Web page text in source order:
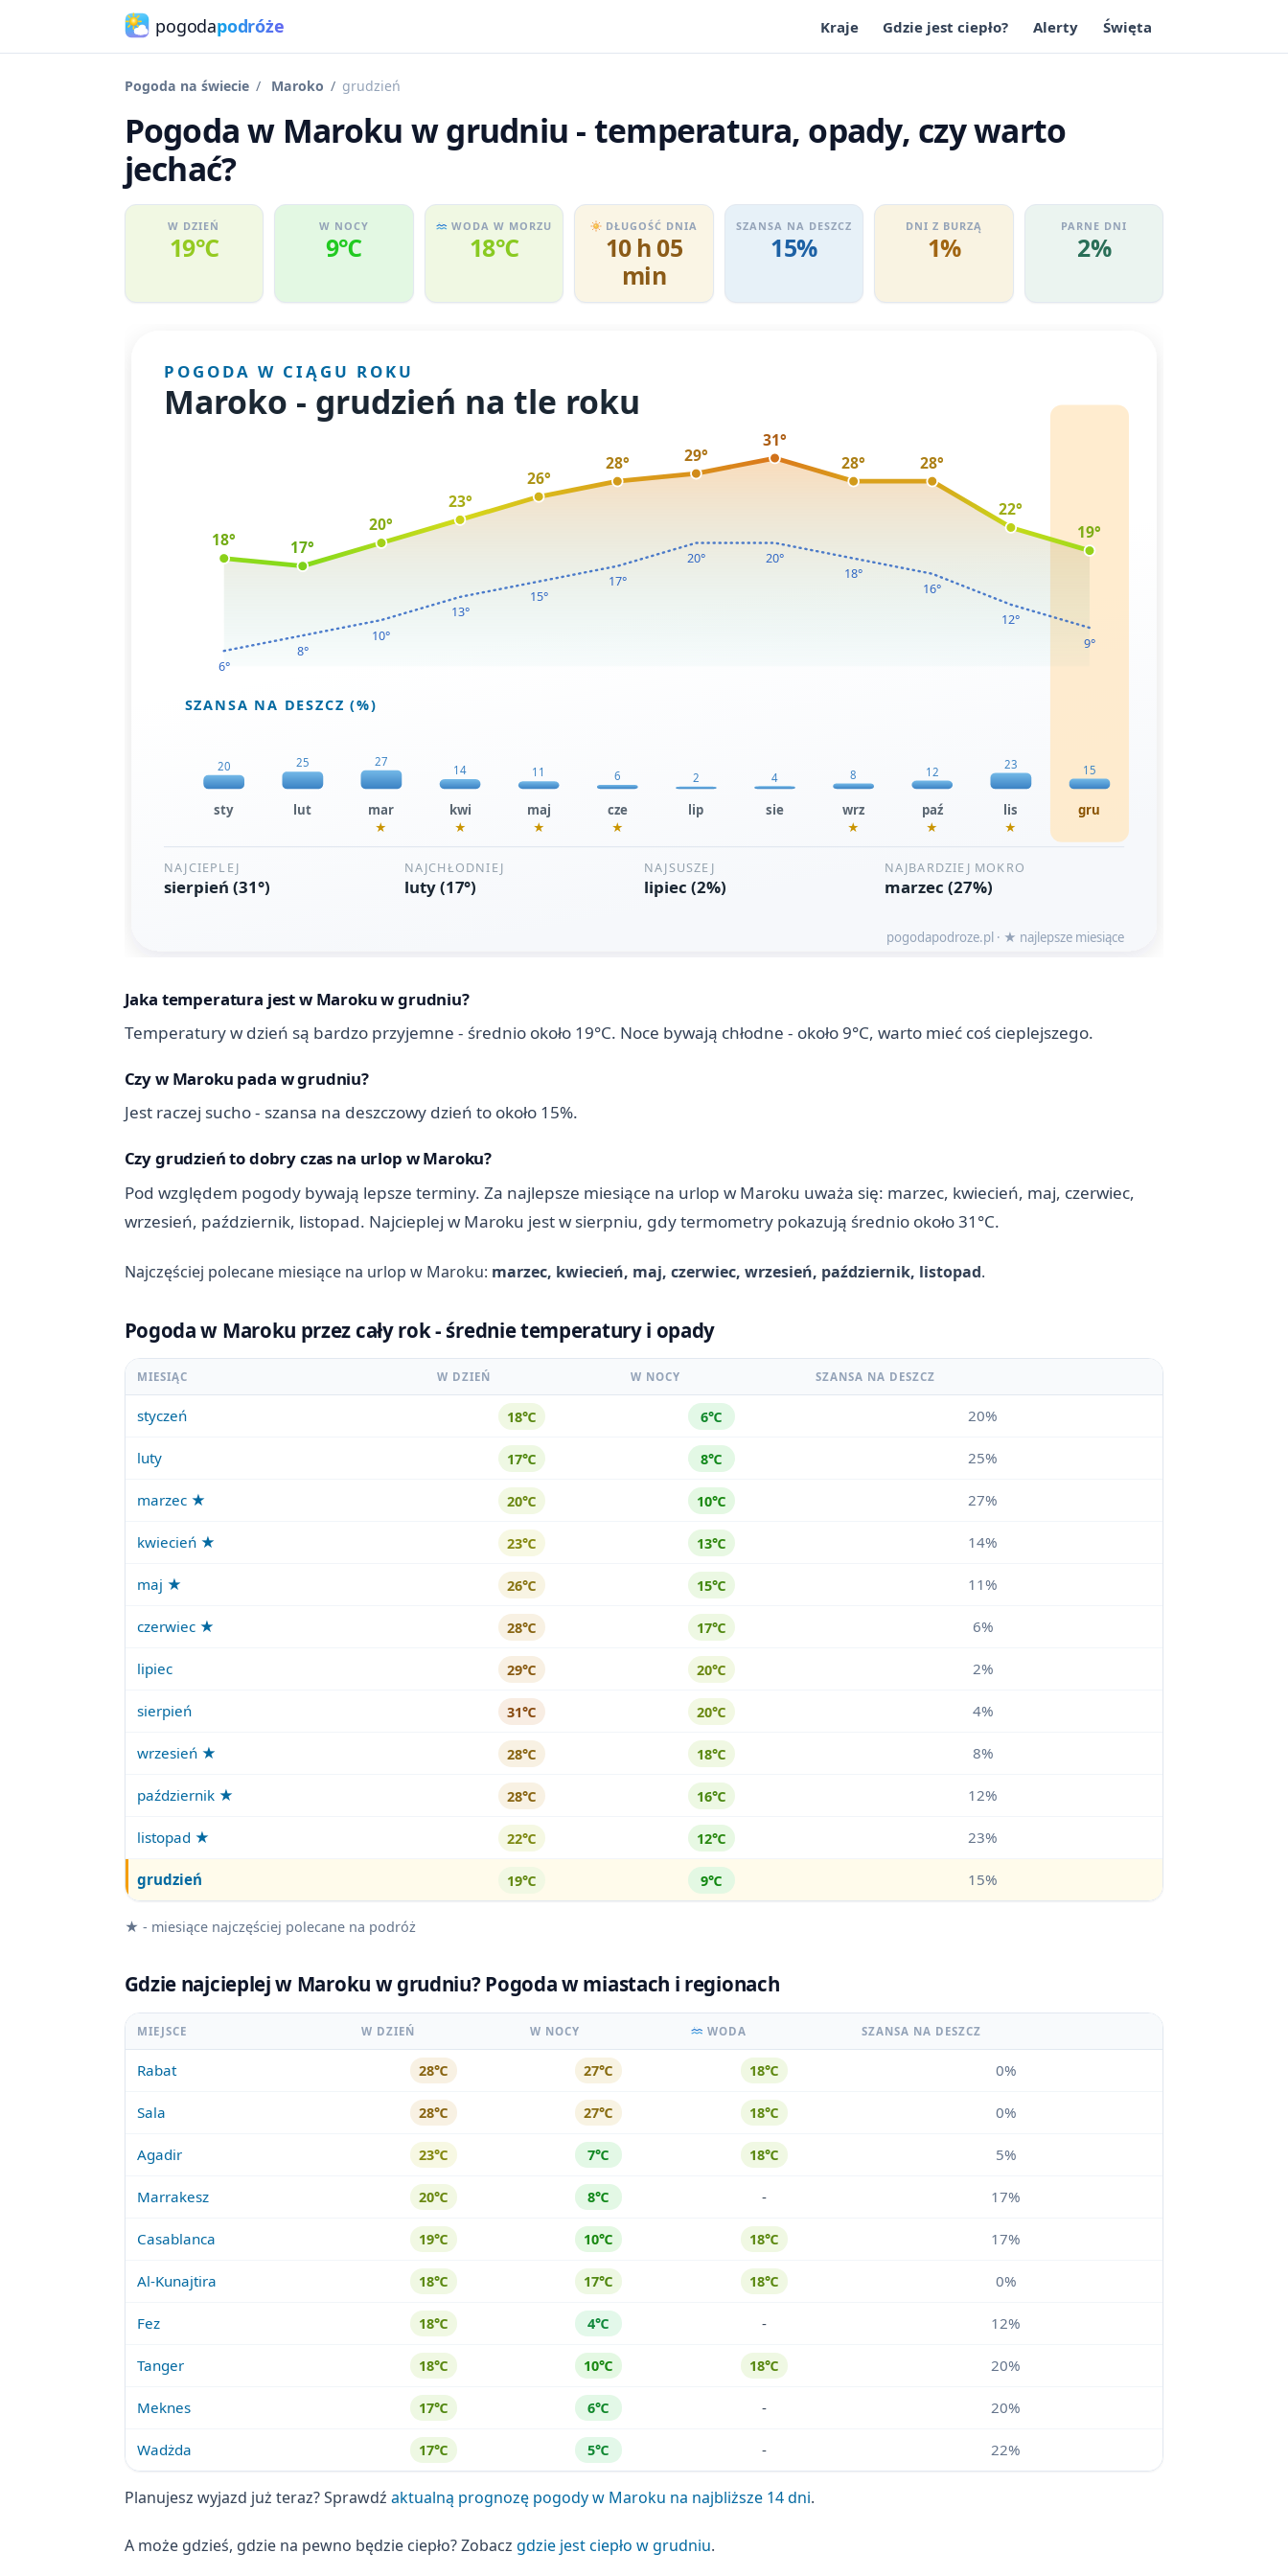
pogodapodróże Kraje Gdzie jest ciepło? Alerty Święta
Pogoda na świecie Maroko grudzień
Pogoda w Maroku w grudniu - temperatura, opady, czy warto
jechać?
W DZIEŃ
19℃
W NOCY
9℃
WODA W MORZU
18℃
DŁUGOŚĆ DNIA
10 h 05
min
SZANSA NA DESZCZ
15%
DNI Z BURZĄ
1%
PARNE DNI
2%
Jaka temperatura jest w Maroku w grudniu?
Temperatury w dzień są bardzo przyjemne - średnio około 19°C. Noce bywają chłodne - około 9°C, warto mieć coś cieplejszego.
Czy w Maroku pada w grudniu?
Jest raczej sucho - szansa na deszczowy dzień to około 15%.
Czy grudzień to dobry czas na urlop w Maroku?
Pod względem pogody bywają lepsze terminy. Za najlepsze miesiące na urlop w Maroku uważa się: marzec, kwiecień, maj, czerwiec,
wrzesień, październik, listopad. Najcieplej w Maroku jest w sierpniu, gdy termometry pokazują średnio około 31°C.
Najczęściej polecane miesiące na urlop w Maroku: marzec, kwiecień, maj, czerwiec, wrzesień, październik, listopad.
Pogoda w Maroku przez cały rok - średnie temperatury i opady
MIESIĄC W DZIEŃ W NOCY SZANSA NA DESZCZ
styczeń 18℃ 6℃ 20%
luty 17℃ 8℃ 25%
marzec ★ 20℃ 10℃ 27%
kwiecień ★ 23℃ 13℃ 14%
maj ★ 26℃ 15℃ 11%
czerwiec ★ 28℃ 17℃ 6%
lipiec 29℃ 20℃ 2%
sierpień 31℃ 20℃ 4%
wrzesień ★ 28℃ 18℃ 8%
październik ★ 28℃ 16℃ 12%
listopad ★ 22℃ 12℃ 23%
grudzień 19℃ 9℃ 15%
★ - miesiące najczęściej polecane na podróż
Gdzie najcieplej w Maroku w grudniu? Pogoda w miastach i regionach
MIEJSCE W DZIEŃ W NOCY WODA SZANSA NA DESZCZ
Rabat 28℃ 27℃ 18℃ 0%
Sala 28℃ 27℃ 18℃ 0%
Agadir 23℃ 7℃ 18℃ 5%
Marrakesz 20℃ 8℃ - 17%
Casablanca 19℃ 10℃ 18℃ 17%
Al-Kunajtira 18℃ 17℃ 18℃ 0%
Fez 18℃ 4℃ - 12%
Tanger 18℃ 10℃ 18℃ 20%
Meknes 17℃ 6℃ - 20%
Wadżda 17℃ 5℃ - 22%
Planujesz wyjazd już teraz? Sprawdź aktualną prognozę pogody w Maroku na najbliższe 14 dni.
A może gdzieś, gdzie na pewno będzie ciepło? Zobacz gdzie jest ciepło w grudniu.